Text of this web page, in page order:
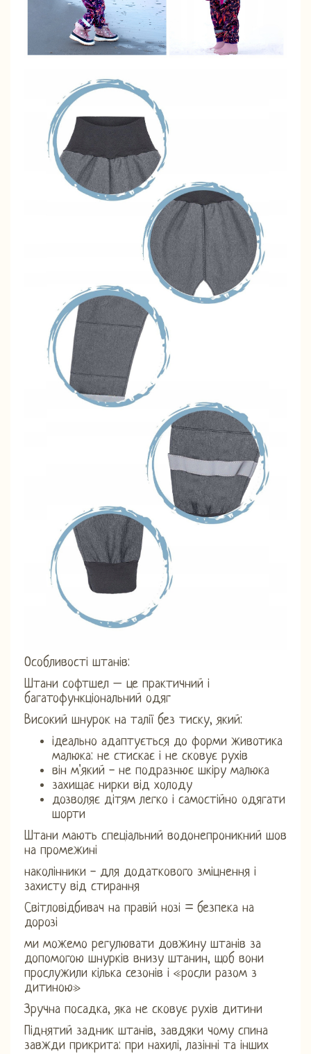
Особливості штанів:
Штани софтшел – це практичний і
багатофункціональний одяг
Високий шнурок на талії без тиску, який:
ідеально адаптується до форми животика
малюка: не стискає і не сковує рухів
він м'який - не подразнює шкіру малюка
захищає нирки від холоду
дозволяє дітям легко і самостійно одягати
шорти
Штани мають спеціальний водонепроникний шов
на промежині
наколінники - для додаткового зміцнення і
захисту від стирання
Світловідбивач на правій нозі = безпека на
дорозі
ми можемо регулювати довжину штанів за
допомогою шнурків внизу штанин, щоб вони
прослужили кілька сезонів і «росли разом з
дитиною»
Зручна посадка, яка не сковує рухів дитини
Піднятий задник штанів, завдяки чому спина
завжди прикрита: при нахилі, лазінні та інших